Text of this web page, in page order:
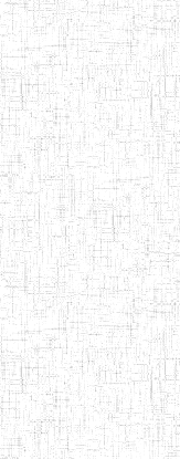
2012 ENIEG
2014 ENIEG
2010 ENIEG
2010 ENIEG